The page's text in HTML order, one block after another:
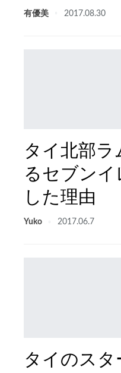
有優美 2017.08.30
タイ北部ラ
るセブンイ
した理由
Yuko 2017.06.7
タイのス